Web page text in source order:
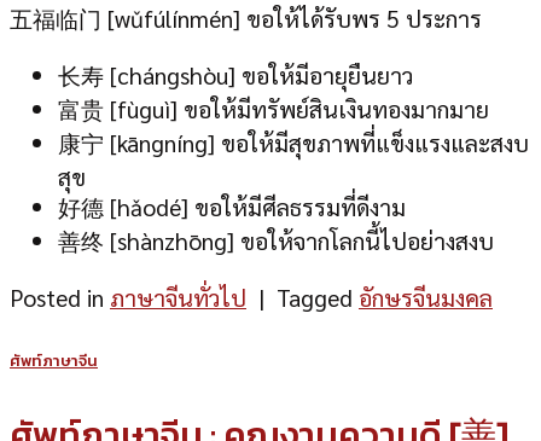
五福临门 [wǔfúlínmén] ขอให้ได้รับพร 5 ประการ
长寿 [chángshòu] ขอให้มีอายุยืนยาว
富贵 [fùguì] ขอให้มีทรัพย์สินเงินทองมากมาย
康宁 [kāngníng] ขอให้มีสุขภาพที่แข็งแรงและสงบ
สุข
好德 [hǎodé] ขอให้มีศีลธรรมที่ดีงาม
善终 [shànzhōng] ขอให้จากโลกนี้ไปอย่างสงบ
Posted in ภาษาจีนทั่วไป | Tagged อักษรจีนมงคล
ศัพท์ภาษาจีน